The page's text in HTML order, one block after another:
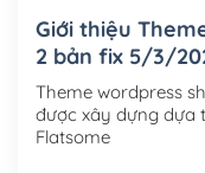
Tên miền quốc
Tên miền Việt
Hosting 2GB
Giới thiệu
2 bản fix 5/3/
Theme wordpress
được xây dựng dựa
Flatsome